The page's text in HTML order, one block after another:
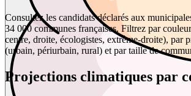
Consultez les candidats déclarés aux
34 000 communes françaises. Filtrez par
centre, droite, écologistes, extrême-droite), par
(urbain, périurbain, rural) et par taille de
Projections climatiques par